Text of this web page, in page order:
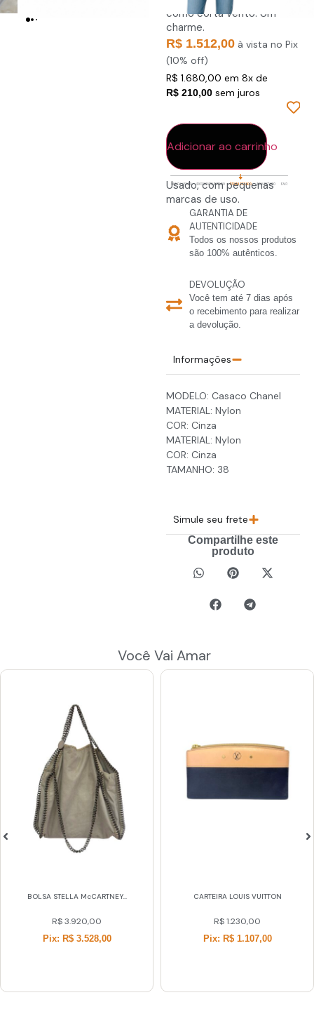
como corta vento. Um
charme.
R$ 1.512,00à vista no Pix
(10% off)
R$ 1.680,00 em 8x de
R$ 210,00sem juros
Adicionar ao carrinho
Usado, com pequenas
marcas de uso.
GARANTIA DE
AUTENTICIDADE
Todos os nossos produtos
são 100% autênticos.
DEVOLUÇÃO
Você tem até 7 dias após
o recebimento para realizar
a devolução.
Informações
MODELO: Casaco Chanel
MATERIAL: Nylon
COR: Cinza
MATERIAL: Nylon
COR: Cinza
TAMANHO: 38
Simule seu frete
Compartilhe este
produto
Você Vai Amar
BOLSA STELLA McCARTNEY...
R$3.920,00
Pix: R$ 3.528,00
CARTEIRA LOUIS VUITTON
R$1.230,00
Pix: R$ 1.107,00